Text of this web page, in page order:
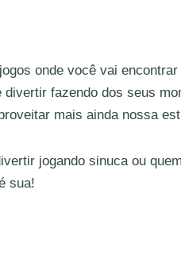
onde você vai
divertir fazendo dos seus
mais ainda nossa
jogando sinuca ou
sua!